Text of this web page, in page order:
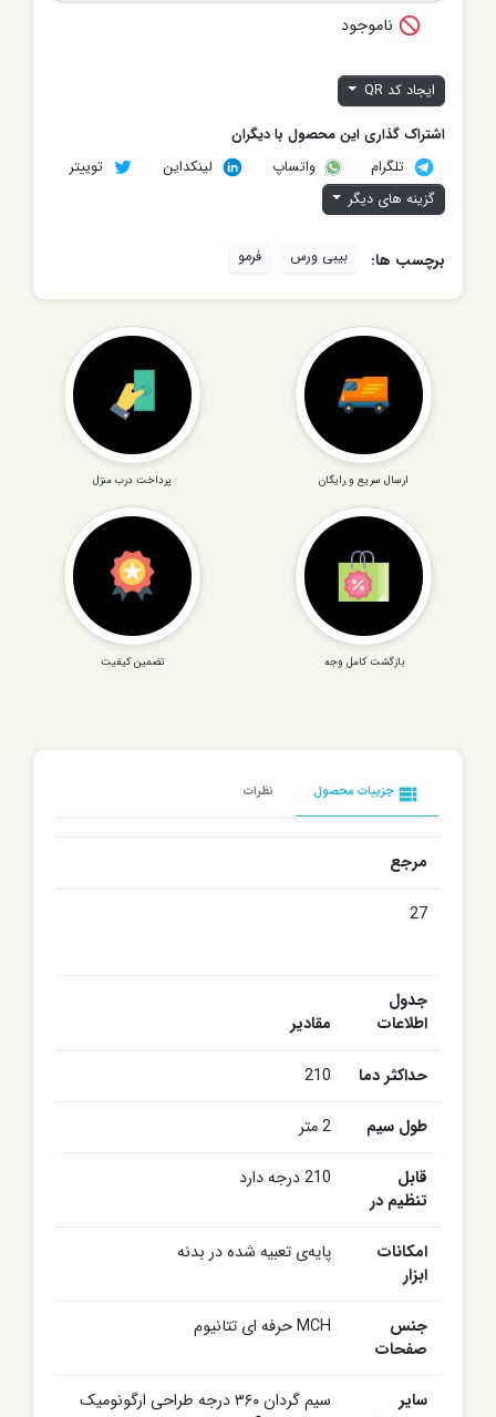
 ناموجود
ایجاد کد QR
اشتراک گذاری این محصول با دیگران
تلگرام
واتساپ لینکداین
توییتر
گزینه های دیگر
برچسب ها: بیبی ورس فرمو
ارسال سریع و رایگان پرداخت درب منزل
بازگشت کامل وجه تضمین کیفیت
view_list جزییات محصول نظرات
مرجع
27
جدول
اطلاعات
مقادیر
حداکثر دما
210
طول سیم
2 متر
قابل
تنظیم در
210 درجه دارد
امکانات
ابزار
پایه‌ی تعبیه شده در بدنه
جنس
صفحات
MCH حرفه ای تتانیوم
سایر
سیم گردان ۳۶۰ درجه طراحی ارگونومیک